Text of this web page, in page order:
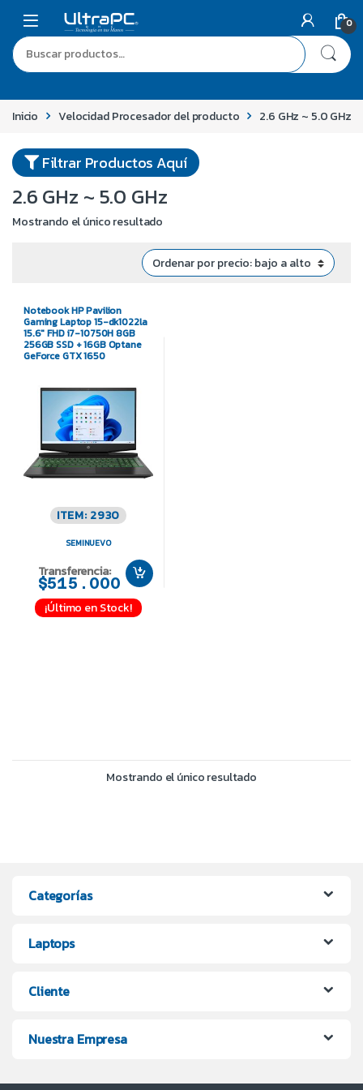
0
Inicio Velocidad Procesador del producto 2.6 GHz ~ 5.0 GHz
Filtrar Productos Aquí
2.6 GHz ~ 5.0 GHz
Mostrando el único resultado
Notebook HP Pavilion
Gaming Laptop 15-dk1022la
15.6″ FHD i7-10750H 8GB
256GB SSD + 16GB Optane
GeForce GTX 1650
ITEM: 2930
SEMINUEVO
Transferencia:
$515.000
¡Último en Stock!
Mostrando el único resultado
Categorías
Laptops
Cliente
Nuestra Empresa